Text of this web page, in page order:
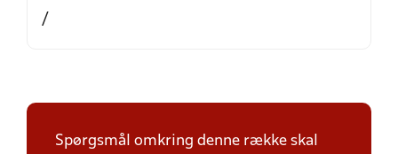
/
Spørgsmål omkring denne række skal